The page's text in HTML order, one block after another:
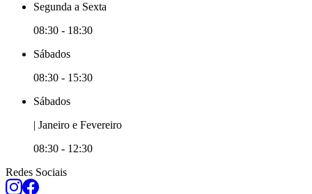
Segunda a Sexta
08:30 - 18:30
Sábados
08:30 - 15:30
Sábados
| Janeiro e Fevereiro
08:30 - 12:30
Redes Sociais